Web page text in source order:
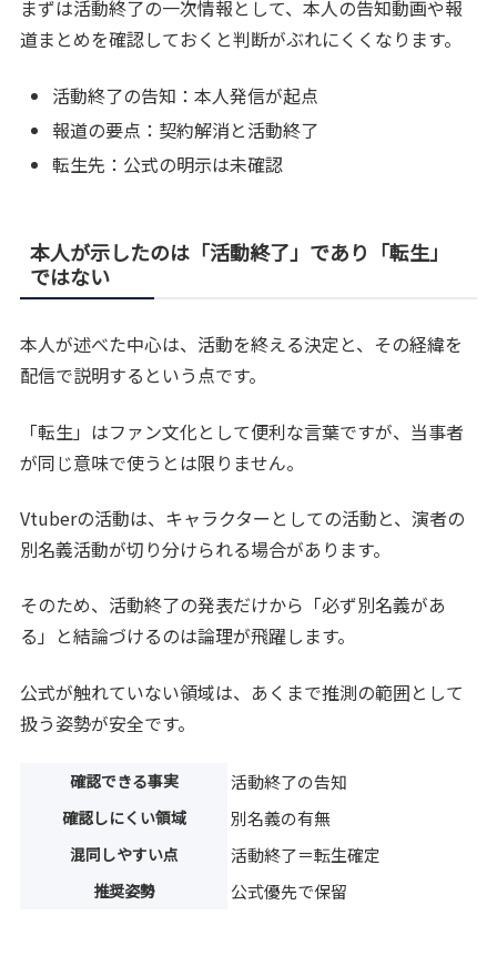
まずは活動終了の一次情報として、本人の告知動画や報
道まとめを確認しておくと判断がぶれにくくなります。
活動終了の告知：本人発信が起点
報道の要点：契約解消と活動終了
転生先：公式の明示は未確認
本人が示したのは「活動終了」であり「転生」
ではない
本人が述べた中心は、活動を終える決定と、その経緯を
配信で説明するという点です。
「転生」はファン文化として便利な言葉ですが、当事者
が同じ意味で使うとは限りません。
Vtuberの活動は、キャラクターとしての活動と、演者の
別名義活動が切り分けられる場合があります。
そのため、活動終了の発表だけから「必ず別名義があ
る」と結論づけるのは論理が飛躍します。
公式が触れていない領域は、あくまで推測の範囲として
扱う姿勢が安全です。
確認できる事実 活動終了の告知
確認しにくい領域 別名義の有無
混同しやすい点 活動終了＝転生確定
推奨姿勢 公式優先で保留